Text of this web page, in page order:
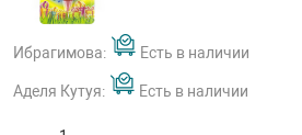
Ибрагимова: Есть в наличии
Аделя Кутуя: Есть в наличии